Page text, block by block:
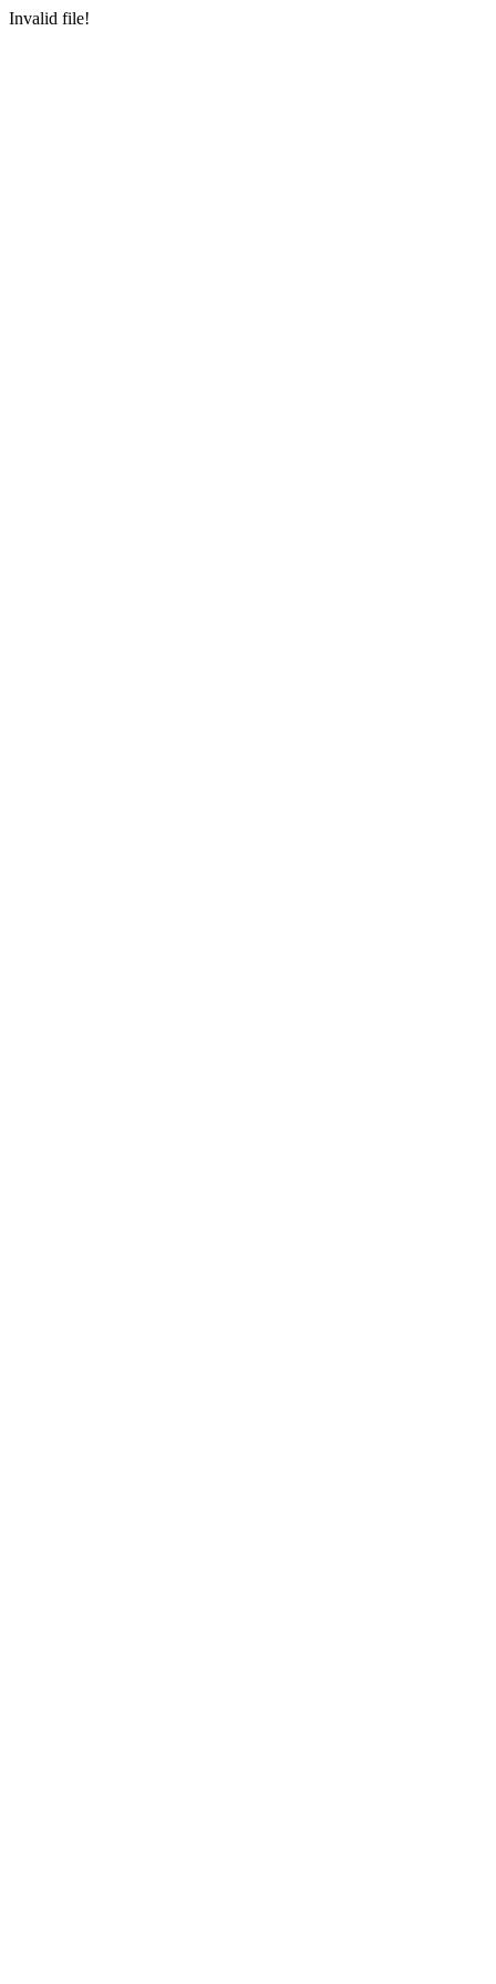
Invalid file!